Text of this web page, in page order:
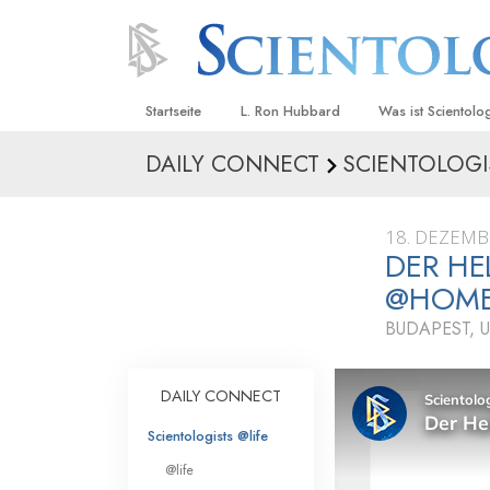
Startseite L. Ron Hubbard Was ist
Anschauungen
Was
sagen
Lernen Sie einen
Innerhalb einer
Die
Eine Einführung
DAILY CONNECT
18.
DER
BUDAPEST,
DAILY CONNECT
Scientologists @life
@life